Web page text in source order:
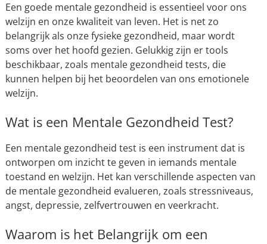
Een goede mentale gezondheid is essentieel voor ons
welzijn en onze kwaliteit van leven. Het is net zo
belangrijk als onze fysieke gezondheid, maar wordt
soms over het hoofd gezien. Gelukkig zijn er tools
beschikbaar, zoals mentale gezondheid tests, die
kunnen helpen bij het beoordelen van ons emotionele
welzijn.
Wat is een Mentale Gezondheid Test?
Een mentale gezondheid test is een instrument dat is
ontworpen om inzicht te geven in iemands mentale
toestand en welzijn. Het kan verschillende aspecten van
de mentale gezondheid evalueren, zoals stressniveaus,
angst, depressie, zelfvertrouwen en veerkracht.
Waarom is het Belangrijk om een